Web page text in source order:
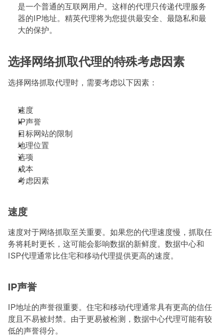
是一个普通的互联网用户。这样的代理只传递代理服务
器的IP地址。精英代理将为您提供最安全、最隐私和最
大的保护。
选择网络抓取代理的特殊考虑因素
选择网络抓取代理时，需要考虑以下因素：
速度
IP声誉
目标网站的限制
地理位置
选项
成本
考虑因素
速度
速度对于网络抓取至关重要。如果您的代理速度慢，抓取任
务将耗时更长，这可能会影响数据的新鲜度。数据中心和
ISP代理通常比住宅和移动代理提供更高的速度。
IP声誉
IP地址的声誉很重要。住宅和移动代理通常具有更高的信任
度且不易被封禁。由于更易被检测，数据中心代理可能有较
低的声誉得分。